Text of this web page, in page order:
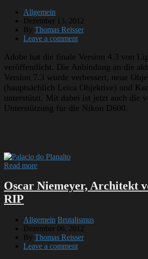
Allgemein
Dezember 13, 2012
By Thomas Reisser
Leave a comment
Adobe hat die finale Version 4.3 von
veröffentlicht. Die Anbindung an die
Version 7.3 wurde verbessert, neue
(hauptsächlich Leica Objektive) und
unterstützt. Mit dabei ist jetzt auch die
Unterstützung für die Nikon D600.
Read more
Oscar Niemeyer, Architekt
RIP
Allgemein,Brutalismus
Dezember 06, 2012
By Thomas Reisser
Leave a comment